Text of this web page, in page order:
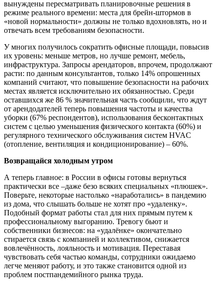
вынуждены пересматривать планировочные решения в
режиме реального времени: места для брейн-штормов в
«новой нормальности» должны не только вдохновлять, но и
отвечать всем требованиям безопасности.
У многих получилось сократить офисные площади, повысив
их уровень: меньше метров, но лучше ремонт, мебель,
инфраструктура. Запросы арендаторов, впрочем, продолжают
расти: по данным консультантов, только 14% опрошенных
компаний считают, что повышение безопасности на рабочих
местах является исключительно их обязанностью. Среди
оставшихся же 86 % значительная часть сообщили, что ждут
от арендодателей теперь повышения частоты и качества
уборки (67% респондентов), использования бесконтактных
систем с целью уменьшения физического контакта (60%) и
регулярного технического обслуживания систем HVAC
(отопление, вентиляция и кондиционирование) – 60%.
Возвращайся холодным утром
А теперь главное: в России в офисы готовы вернуться
практически все –даже безо всяких специальных «плюшек».
Поверьте, некоторые настолько «наработались» в пандемию
из дома, что слышать больше не хотят про «удаленку».
Подобный формат работы стал для них прямым путем к
профессиональному выгоранию. Тревогу бьют и
собственники бизнесов: на «удалёнке» окончательно
стирается связь с компанией и коллективом, снижается
вовлечённость, лояльность и мотивация. Переставая
чувствовать себя частью команды, сотрудники ожидаемо
легче меняют работу, и это также становится одной из
проблем постпандемийного рынка труда.